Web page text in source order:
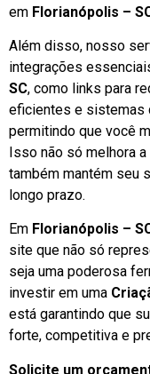
em Florianópolis –
Além disso, nosso
integrações
SC, como links para
eficientes e sistemas
permitindo que você
Isso não só melhora
também mantém seu
longo prazo.
Em Florianópolis –
site que não só
seja uma poderosa
investir em uma
está garantindo que
forte, competitiva e
Solicite um